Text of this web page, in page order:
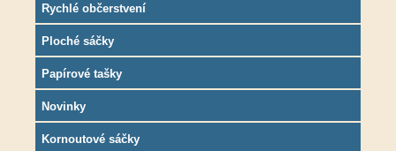
Rychlé občerstvení
Ploché sáčky
Papírové tašky
Novinky
Kornoutové sáčky